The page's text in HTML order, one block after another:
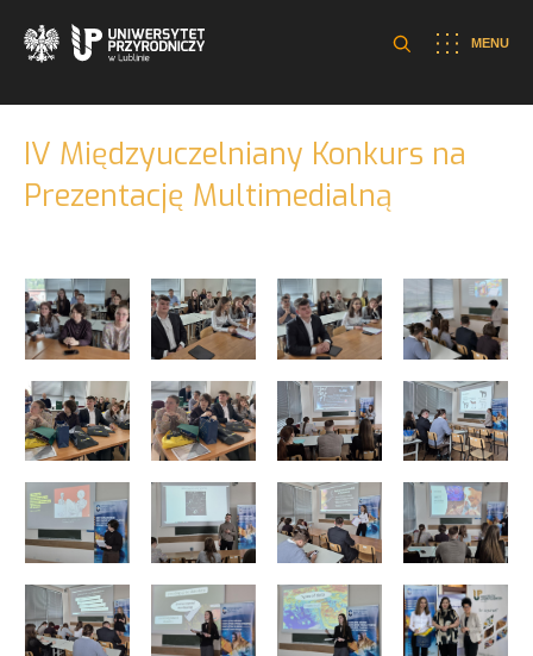
MENU
IV Międzyuczelniany Konkurs na
Prezentację Multimedialną